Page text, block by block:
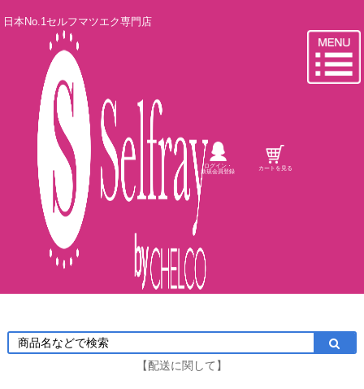
日本No.1セルフマツエク専門店
ログイン・
新規会員登録 カートを見る
【配送に関して】